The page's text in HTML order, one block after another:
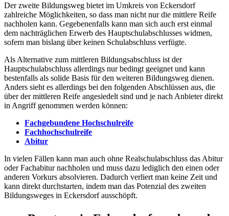
Der zweite Bildungsweg bietet im Umkreis von Eckersdorf
zahlreiche Möglichkeiten, so dass man nicht nur die mittlere Reife
nachholen kann. Gegebenenfalls kann man sich auch erst einmal
dem nachträglichen Erwerb des Hauptschulabschlusses widmen,
sofern man bislang über keinen Schulabschluss verfügte.
Als Alternative zum mittleren Bildungsabschluss ist der
Hauptschulabschluss allerdings nur bedingt geeignet und kann
bestenfalls als solide Basis für den weiteren Bildungsweg dienen.
Anders sieht es allerdings bei den folgenden Abschlüssen aus, die
über der mittleren Reife angesiedelt sind und je nach Anbieter direkt
in Angriff genommen werden können:
Fachgebundene Hochschulreife
Fachhochschulreife
Abitur
In vielen Fällen kann man auch ohne Realschulabschluss das Abitur
oder Fachabitur nachholen und muss dazu lediglich den einen oder
anderen Vorkurs absolvieren. Dadurch verliert man keine Zeit und
kann direkt durchstarten, indem man das Potenzial des zweiten
Bildungsweges in Eckersdorf ausschöpft.